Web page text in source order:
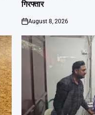
गिरफ्तार
on
August 8, 2026